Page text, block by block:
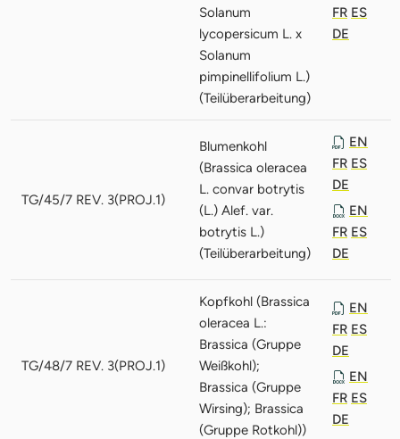
Solanum
lycopersicum L. x
Solanum
pimpinellifolium L.)
(Teilüberarbeitung)
FR ES
DE
TG/45/7 REV. 3(PROJ.1)
Blumenkohl
(Brassica oleracea
L. convar botrytis
(L.) Alef. var.
botrytis L.)
(Teilüberarbeitung)
EN
FR ES
DE
EN
FR ES
DE
TG/48/7 REV. 3(PROJ.1)
Kopfkohl (Brassica
oleracea L.:
Brassica (Gruppe
Weißkohl);
Brassica (Gruppe
Wirsing); Brassica
(Gruppe Rotkohl))
EN
FR ES
DE
EN
FR ES
DE